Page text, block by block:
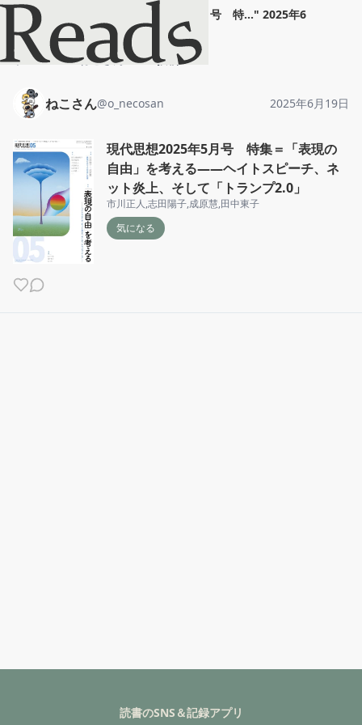
現代思想2025年5月号 特..." 2025年6
月19日
ホーム
ねこさん 投稿
ねこさん@o_necosan 2025年6月19日
現代思想2025年5月号 特集＝「表現の
自由」を考える――ヘイトスピーチ、ネ
ット炎上、そして「トランプ2.0」
市川正人,志田陽子,成原慧,田中東子
気になる
読書のSNS＆記録アプリ